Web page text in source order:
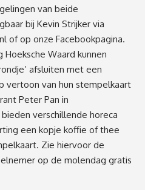
van beide
bij Kevin Strijker via
of op onze Facebookpagina.
Waard kunnen
afsluiten met een
vertoon van hun stempelkaart
Peter Pan in
verschillende horeca
een kopje koffie of thee
Zie hiervoor de
op de molendag gratis